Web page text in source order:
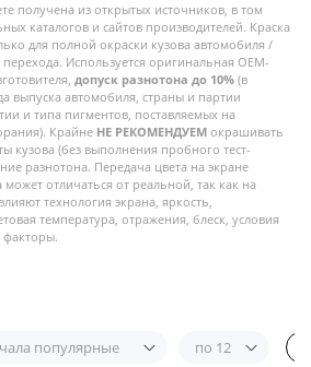
получена из открытых источников, в том
каталогов и сайтов производителей. Краска
для полной окраски кузова автомобиля /
Используется оригинальная OEM-
допуск разнотона до 10% (в
выпуска автомобиля, страны и партии
и типа пигментов, поставляемых на
Крайне НЕ РЕКОМЕНДУЕМ окрашивать
кузова (без выполнения пробного тест-
разнотона. Передача цвета на экране
может отличаться от реальной, так как на
технология экрана, яркость,
температура, отражения, блеск, условия
популярные по 12